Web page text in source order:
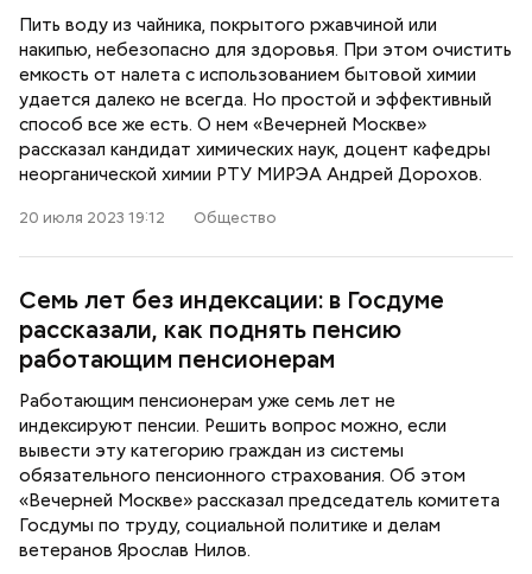
Пить воду из чайника, покрытого ржавчиной или
накипью, небезопасно для здоровья. При этом очистить
емкость от налета с использованием бытовой химии
удается далеко не всегда. Но простой и эффективный
способ все же есть. О нем «Вечерней Москве»
рассказал кандидат химических наук, доцент кафедры
неорганической химии РТУ МИРЭА Андрей Дорохов.
20 июля 2023 19:12 Общество
Семь лет без индексации: в Госдуме
рассказали, как поднять пенсию
работающим пенсионерам
Работающим пенсионерам уже семь лет не
индексируют пенсии. Решить вопрос можно, если
вывести эту категорию граждан из системы
обязательного пенсионного страхования. Об этом
«Вечерней Москве» рассказал председатель комитета
Госдумы по труду, социальной политике и делам
ветеранов Ярослав Нилов.